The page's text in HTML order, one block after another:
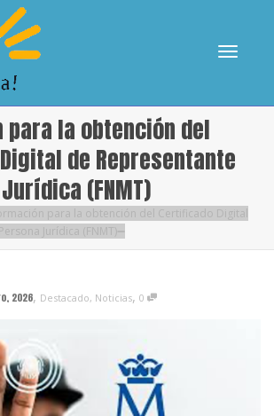
para la obtención del
de Representante
(FNMT)
para la obtención del Certificado Digital
Jurídica (FNMT)
2026, Destacado, Noticias, 0